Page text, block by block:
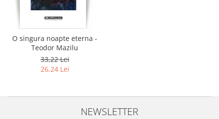
Literatura
Contemporana
Moderna
Universala
Non-fictiune
O singura noapte eterna -
Teodor Mazilu
33,22 Lei
26,24 Lei
NEWSLETTER